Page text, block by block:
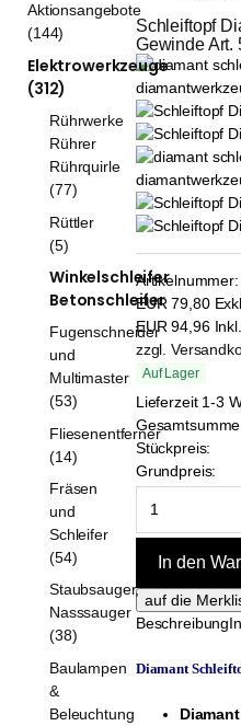
Schleiftopf
Gewinde Art.
Artikelnummer:
EUR79,80
EUR94,96
zzgl.
Auf Lager
Lieferzeit 1-3
Stückpreis:
Grundpreis:
Beschreibung
Diamant
Aktionsangebote
(144)
Elektrowerkzeuge
(312)
Rührwerke
Rührer
Rührquirle
(77)
Rüttler
(5)
Winkelschleifer
Betonschleifer
Fugenschneider
und
Multimaster
(53)
Fliesenentferner
(14)
Fräsen
und
Schleifer
(54)
Staubsauger,
Nasssauger
(38)
Baulampen
&
Beleuchtung